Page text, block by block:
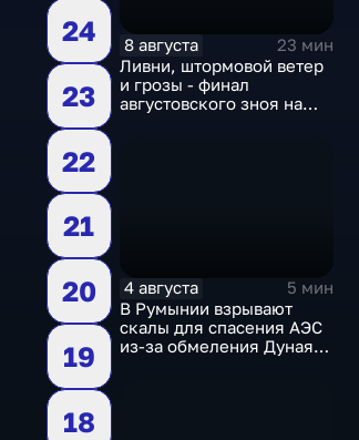
24
23
22
21
20
19
18
8 августа
23 мин
Ливни, штормовой ветер
и грозы - финал
августовского зноя на
4 августа
5 мин
В Румынии взрывают
скалы для спасения АЭС
из-за обмеления Дуная,